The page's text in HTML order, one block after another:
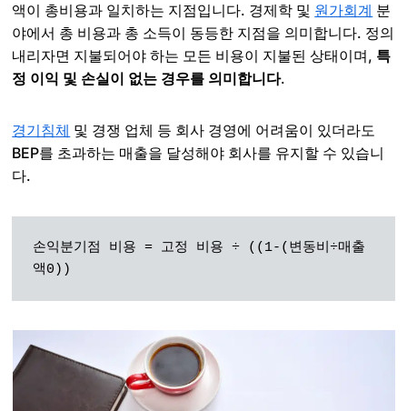
액이 총비용과 일치하는 지점입니다. 경제학 및 원가회계 분
야에서 총 비용과 총 소득이 동등한 지점을 의미합니다. 정의
내리자면 지불되어야 하는 모든 비용이 지불된 상태이며, 특
정 이익 및 손실이 없는 경우를 의미합니다.
경기침체 및 경쟁 업체 등 회사 경영에 어려움이 있더라도
BEP를 초과하는 매출을 달성해야 회사를 유지할 수 있습니
다.
손익분기점 비용 = 고정 비용 ÷ ((1-(변동비÷매출
액0))